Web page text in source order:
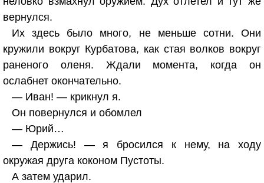
вернулся.
Их здесь было много, не меньше сотни. Они
кружили вокруг Курбатова, как стая волков вокруг
раненого оленя. Ждали момента, когда он
ослабнет окончательно.
— Иван! — крикнул я.
Он повернулся и обомлел
— Юрий…
— Держись! — я бросился к нему, на ходу
окружая друга коконом Пустоты.
А затем ударил.